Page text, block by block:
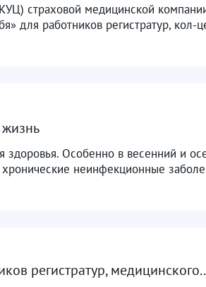
страховой медицинской
для работников регистратур, кол-
Особенно в весенний и
неинфекционные
регистратур,